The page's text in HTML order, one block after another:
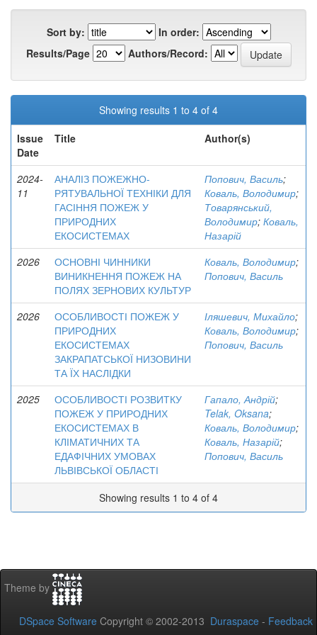
Sort by:
In order:
Results/Page
Authors/Record:
Showing results 1 to 4 of 4
Issue
Date
Title Author(s)
2024-
11
АНАЛІЗ ПОЖЕЖНО-
РЯТУВАЛЬНОЇ ТЕХНІКИ ДЛЯ
ГАСІННЯ ПОЖЕЖ У
ПРИРОДНИХ
ЕКОСИСТЕМАХ
Попович, Василь;
Коваль, Володимир;
Товарянський,
Володимир; Коваль,
Назарій
2026
ОСНОВНІ ЧИННИКИ
ВИНИКНЕННЯ ПОЖЕЖ НА
ПОЛЯХ ЗЕРНОВИХ КУЛЬТУР
Коваль, Володимир;
Попович, Василь
2026
ОСОБЛИВОСТІ ПОЖЕЖ У
ПРИРОДНИХ
ЕКОСИСТЕМАХ
ЗАКРАПАТСЬКОЇ НИЗОВИНИ
ТА ЇХ НАСЛІДКИ
Іляшевич, Михайло;
Коваль, Володимир;
Попович, Василь
2025
ОСОБЛИВОСТІ РОЗВИТКУ
ПОЖЕЖ У ПРИРОДНИХ
ЕКОСИСТЕМАХ В
КЛІМАТИЧНИХ ТА
ЕДАФІЧНИХ УМОВАХ
ЛЬВІВСЬКОЇ ОБЛАСТІ
Гапало, Андрій;
Telak, Oksana;
Коваль, Володимир;
Коваль, Назарій;
Попович, Василь
Showing results 1 to 4 of 4
Theme by
DSpace Software Copyright © 2002-2013 Duraspace - Feedback